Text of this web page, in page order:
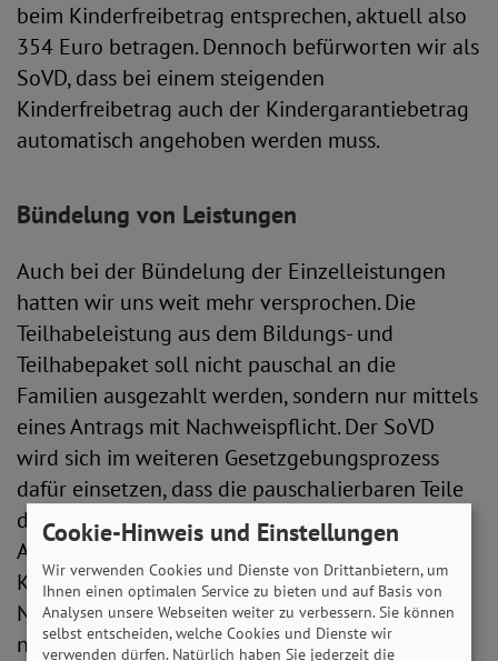
beim Kinderfreibetrag entsprechen, aktuell also
354 Euro betragen. Dennoch befürworten wir als
SoVD, dass bei einem steigenden
Kinderfreibetrag auch der Kindergarantiebetrag
automatisch angehoben werden muss.
Bündelung von Leistungen
Auch bei der Bündelung der Einzelleistungen
hatten wir uns weit mehr versprochen. Die
Teilhabeleistung aus dem Bildungs- und
Teilhabepaket soll nicht pauschal an die
Familien ausgezahlt werden, sondern nur mittels
eines Antrags mit Nachweispflicht. Der SoVD
wird sich im weiteren Gesetzgebungsprozess
dafür einsetzen, dass die pauschalierbaren Teile
des Bildungs- und Teilhabepakets bei einer
Anspruchsberechtigung auf den
Kinderzusatzbetrag automatisiert und ohne
Nachweispflicht ausgezahlt werden. Nicht
nachvollziehbar ist, warum die
Cookie-Hinweis und Einstellungen
Wir verwenden Cookies und Dienste von Drittanbietern, um
Ihnen einen optimalen Service zu bieten und auf Basis von
Analysen unsere Webseiten weiter zu verbessern. Sie können
selbst entscheiden, welche Cookies und Dienste wir
verwenden dürfen. Natürlich haben Sie jederzeit die